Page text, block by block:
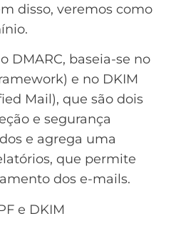
disso, veremos como
DMARC, baseia-se no
e no DKIM
Mail), que são dois
e segurança
e agrega uma
que permite
dos e-mails.
e DKIM